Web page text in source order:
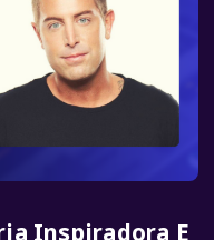
Inspiradora E